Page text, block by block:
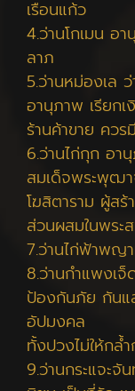
เรือนแก้ว
4.ว่านโกเมน อ
ลาภ
5.ว่านหม่องเล
อานุภาพ เรียกเ
ร้านค้าขาย คว
6.ว่านไก่กุก อา
สมเด็จพระพุฒ
โฆสิตาราม ผู้สร้
ส่วนผสมในพระ
7.ว่านไก่ฟ้าพญ
8.ว่านกำแพงเ
ป้องกันภัย กัน
อัปมงคล
ทั้งปวงไม่ให้กล้
9.ว่านกระแจะจั